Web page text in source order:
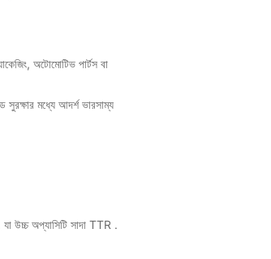
অটোমোটিভ পার্টস বা
সুরক্ষার মধ্যে আদর্শ ভারসাম্য
উচ্চ অপ্যাসিটি সাদা TTR .